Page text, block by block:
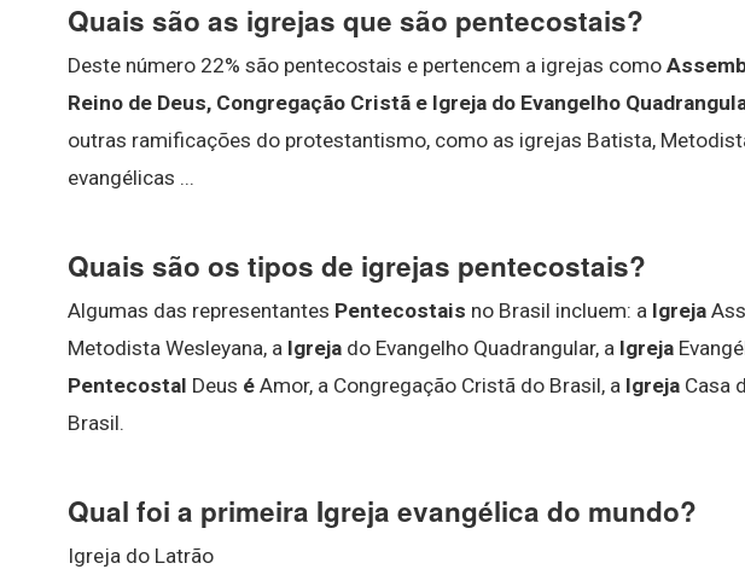
Quais são as igrejas que são pentecostais?
Deste número 22% são pentecostais e pertencem a igrejas como
Reino de Deus, Congregação Cristã e Igreja do Evangelho
outras ramificações do protestantismo, como as igrejas Batista,
evangélicas ...
Quais são os tipos de igrejas pentecostais?
Algumas das representantes Pentecostais no Brasil incluem: a Igreja
Metodista Wesleyana, a Igreja do Evangelho Quadrangular, a Igreja
Pentecostal Deus é Amor, a Congregação Cristã do Brasil, a Igreja Casa
Brasil.
Qual foi a primeira Igreja evangélica do mundo?
Igreja do Latrão